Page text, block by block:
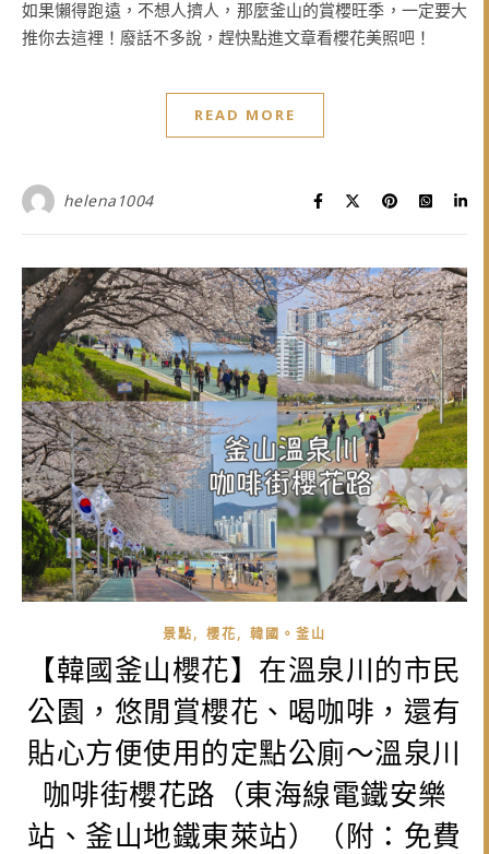
如果懶得跑遠，不想人擠人，那麼釜山的賞櫻旺季，一定要大
推你去這裡！廢話不多說，趕快點進文章看櫻花美照吧！
READ MORE
helena1004
景點, 櫻花, 韓國。釜山
【韓國釜山櫻花】在溫泉川的市民
公園，悠閒賞櫻花、喝咖啡，還有
貼心方便使用的定點公廁～溫泉川
咖啡街櫻花路（東海線電鐵安樂
站、釜山地鐵東萊站）（附：免費